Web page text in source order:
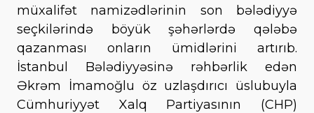
müxalifət namizədlərinin son bələdiyyə
seçkilərində böyük şəhərlərdə qələbə
qazanması onların ümidlərini artırıb.
İstanbul Bələdiyyəsinə rəhbərlik edən
Əkrəm İmamoğlu öz uzlaşdırıcı üslubuyla
Cümhuriyyət Xalq Partiyasının (CHP)